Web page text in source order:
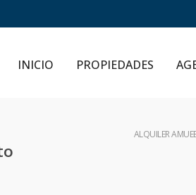
INICIO PROPIEDADES
ALQUILER